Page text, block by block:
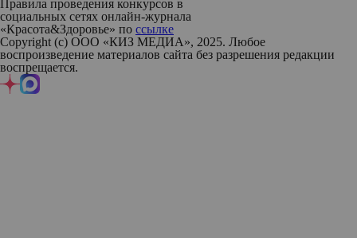
Правила проведения конкурсов в
социальных сетях онлайн-журнала
«Красота&Здоровье» по ссылке
Copyright (с) ООО «КИЗ МЕДИА», 2025. Любое
воспроизведение материалов сайта без разрешения редакции
воспрещается.